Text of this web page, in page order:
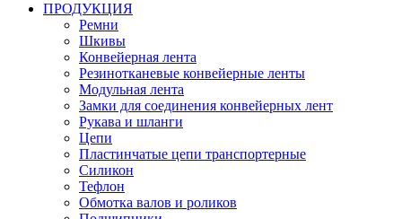
ПРОДУКЦИЯ
Ремни
Шкивы
Конвейерная лента
Резинотканевые конвейерные ленты
Модульная лента
Замки для соединения конвейерных лент
Рукава и шланги
Цепи
Пластинчатые цепи транспортерные
Силикон
Тефлон
Обмотка валов и роликов